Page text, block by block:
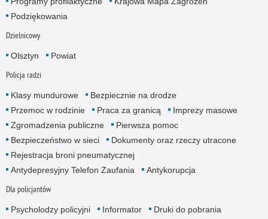
Podziękowania
Dzielnicowy
Olsztyn Powiat
Policja radzi
Klasy mundurowe
Bezpiecznie na drodze
Przemoc w rodzinie
Praca za granicą
Imprezy masowe
Zgromadzenia publiczne
Pierwsza pomoc
Bezpieczeństwo w sieci
Dokumenty oraz rzeczy utracone
Rejestracja broni pneumatycznej
Antydepresyjny Telefon Zaufania
Antykorupcja
Dla policjantów
Psycholodzy policyjni Informator
Druki do pobrania